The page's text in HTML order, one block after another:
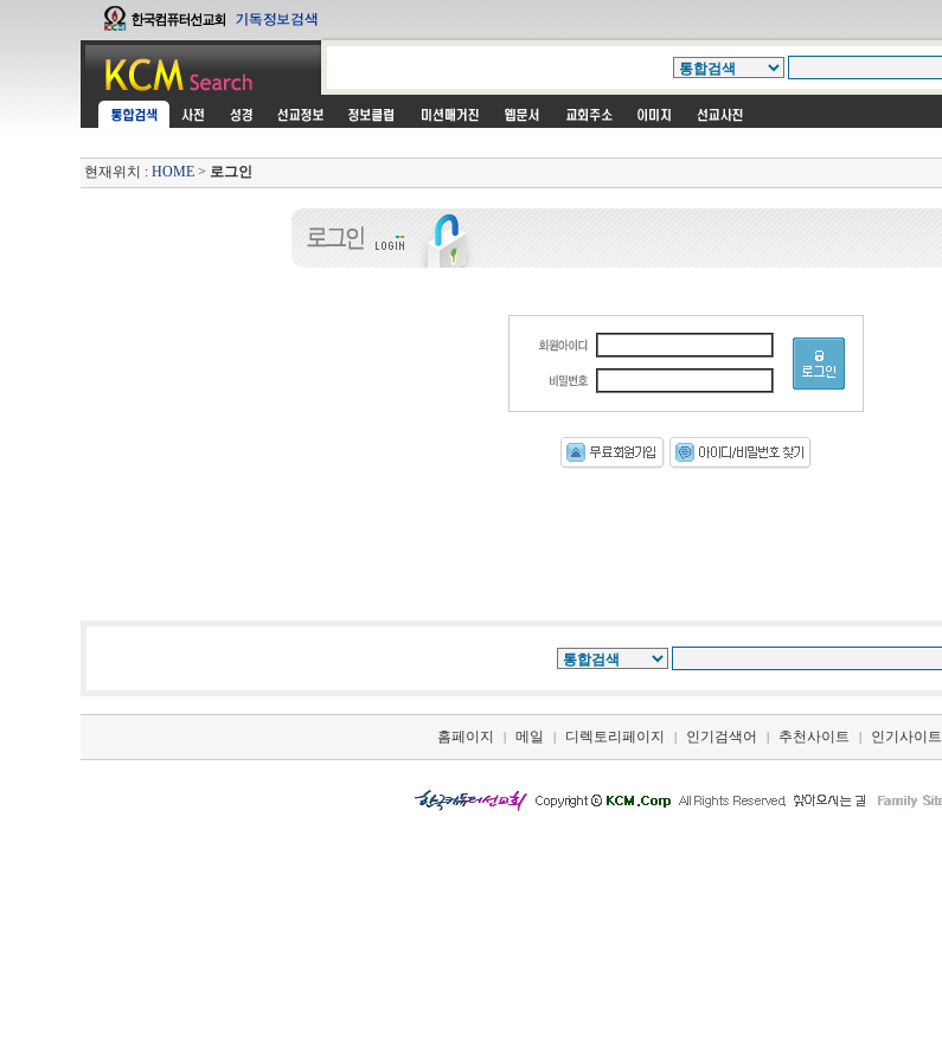
현재위치 : HOME> 로그인
홈페이지 | 메일 | 디렉토리페이지 | 인기검색어 | 추천사이트 | 인기사이트